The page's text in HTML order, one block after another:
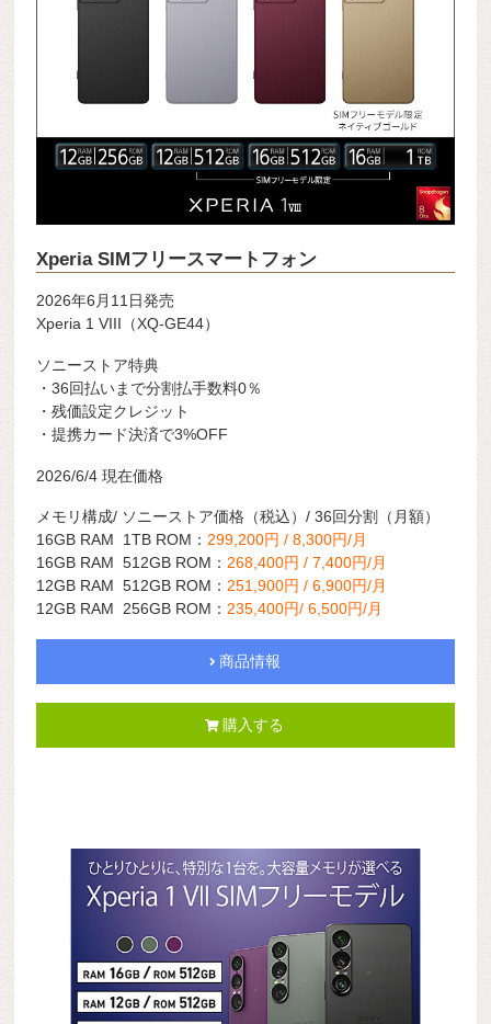
Xperia SIMフリースマートフォン
2026年6月11日発売
Xperia 1 VIII（XQ-GE44）
ソニーストア特典
・36回払いまで分割払手数料0％
・残価設定クレジット
・提携カード決済で3%OFF
2026/6/4 現在価格
メモリ構成/ ソニーストア価格（税込）/ 36回分割（月額）
16GB RAM 1TB ROM：299,200円 / 8,300円/月
16GB RAM 512GB ROM：268,400円 / 7,400円/月
12GB RAM 512GB ROM：251,900円 / 6,900円/月
12GB RAM 256GB ROM：235,400円/ 6,500円/月
商品情報
購入する